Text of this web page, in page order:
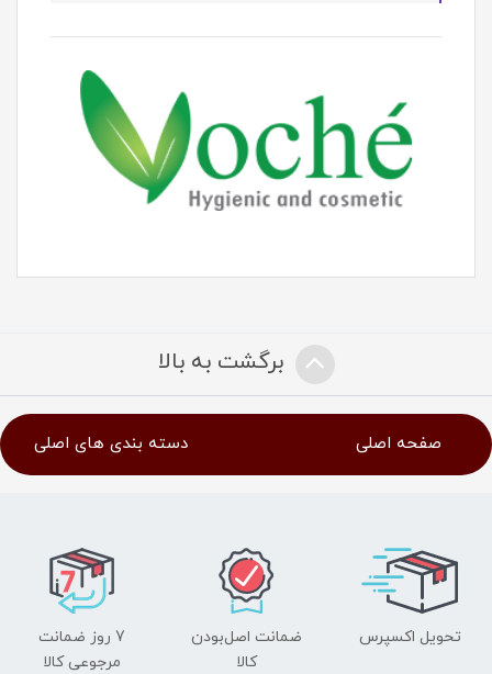
برگشت به بالا
صفحه اصلی دسته بندی های اصلی
تحویل اکسپرس
ضمانت اصل‌بودن
کالا
7 روز ضمانت
مرجوعی کالا